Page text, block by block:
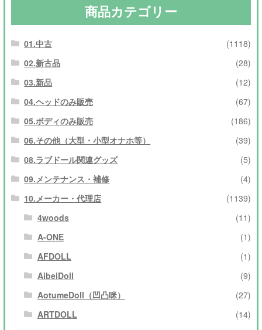
商品カテゴリー
01.中古
(1118)
02.新古品
(28)
03.新品
(12)
04.ヘッドのみ販売
(67)
05.ボディのみ販売
(186)
06.その他（大型・小型オナホ等）
(39)
08.ラブドール関連グッズ
(5)
09.メンテナンス・補修
(4)
10.メーカー・代理店
(1139)
4woods
(11)
A-ONE
(1)
AFDOLL
(1)
AibeiDoll
(9)
AotumeDoll（凹凸咪）
(27)
ARTDOLL
(14)